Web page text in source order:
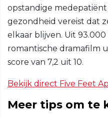
opstandige
gezondheid vereist dat
elkaar blijven. Uit
romantische dramafilm
score van 7,2 uit 10.
Bekijk direct Five Feet
Meer tips om te